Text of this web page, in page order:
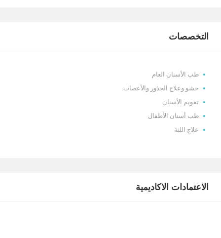
التخصصات
طب الأسنان العام
حشو وعلاج الجذور والأعصاب
تقويم الأسنان
طب أسنان الأطفال
علاج اللثة
الاعتمادات الاكاديمية